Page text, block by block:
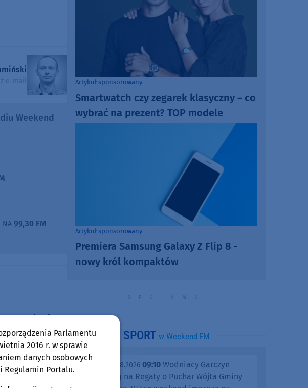
e-mail
Weekend
NA 99,30 FM
30-lecia
(WIDEO)
Artykuł sponsorowany
Smartwatch czy zegarek klasyczny – co
wybrać na prezent? TOP modele
Artykuł sponsorowany
Premiera Samsung Galaxy Z Flip 8 -
nowy król kompaktów
SPORT w Weekend FM
piątek, 07.08.2026 09:10 Wodniacy Garczyn
zapraszają na Regaty o Puchar Wójta Gminy
Parlamentu
2016 r. w sprawie
danych osobowych
Regulamin Portalu.